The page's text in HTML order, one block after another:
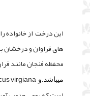
این درخت از خانواده
های فراوان و درخشان
محفظه فنجان مانند
میباشد.و